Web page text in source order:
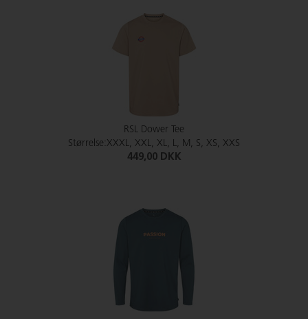
RSL Dower Tee
Størrelse:XXXL, XXL, XL, L, M, S, XS, XXS
449,00 DKK